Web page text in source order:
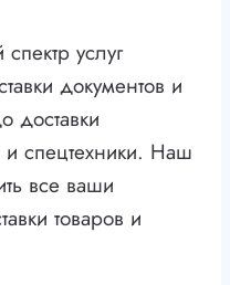
услуг
документов и
доставки
и спецтехники. Наш
все ваши
товаров и